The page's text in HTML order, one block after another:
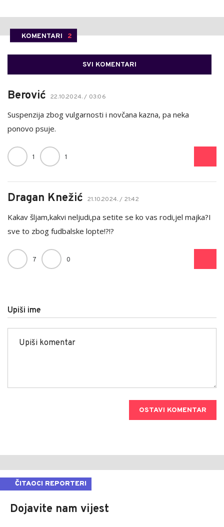
KOMENTARI 2
SVI KOMENTARI
Berović 22.10.2024. / 03:06
Suspenzija zbog vulgarnosti i novčana kazna, pa neka
ponovo psuje.
1 1
Dragan Knežić 21.10.2024. / 21:42
Kakav šljam,kakvi neljudi,pa setite se ko vas rodi,jel majka?I
sve to zbog fudbalske lopte!?!?
7 0
Upiši ime
OSTAVI KOMENTAR
ČITAOCI REPORTERI
Dojavite nam vijest